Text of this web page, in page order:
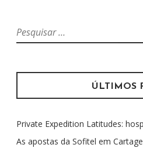
P
e
q
i
a
r
ÚLTIMOS
Private Expedition Latitudes:
As apostas da Sofitel em